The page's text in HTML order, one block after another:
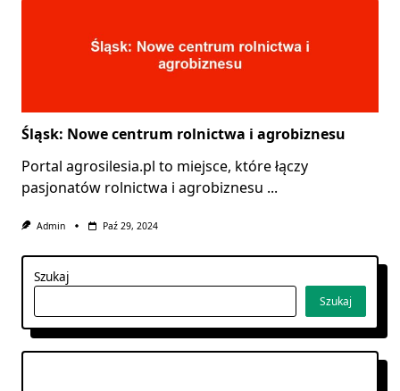
Śląsk: Nowe centrum rolnictwa i agrobiznesu
Portal agrosilesia.pl to miejsce, które łączy
pasjonatów rolnictwa i agrobiznesu ...
Admin Paź 29, 2024
Szukaj
Szukaj